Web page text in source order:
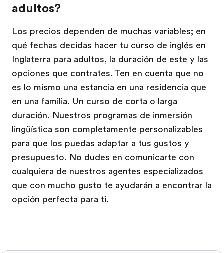
adultos?
Los precios dependen de muchas variables; en
qué fechas decidas hacer tu curso de inglés en
Inglaterra para adultos, la duración de este y las
opciones que contrates. Ten en cuenta que no
es lo mismo una estancia en una residencia que
en una familia. Un curso de corta o larga
duración. Nuestros programas de inmersión
lingüística son completamente personalizables
para que los puedas adaptar a tus gustos y
presupuesto. No dudes en comunicarte con
cualquiera de nuestros agentes especializados
que con mucho gusto te ayudarán a encontrar la
opción perfecta para ti.